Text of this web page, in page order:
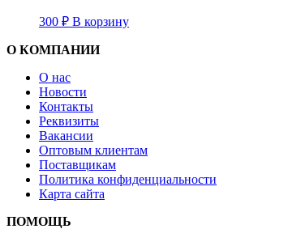
300 ₽ В корзину
О КОМПАНИИ
О нас
Новости
Контакты
Реквизиты
Вакансии
Оптовым клиентам
Поставщикам
Политика конфиденциальности
Карта сайта
ПОМОЩЬ